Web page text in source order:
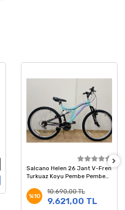
Salcano Helen 26 Jant V-Fren
Turkuaz Koyu Pembe Pembe
%10
10.690,00 TL
9.621,00 TL